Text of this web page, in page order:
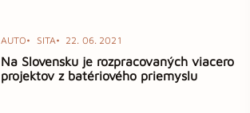
AUTO SITA 22. 06. 2021
Na Slovensku je rozpracovaných viacero
projektov z batériového priemyslu